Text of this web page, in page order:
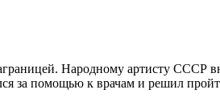
Народному артисту СССР
за помощью к врачам и решил